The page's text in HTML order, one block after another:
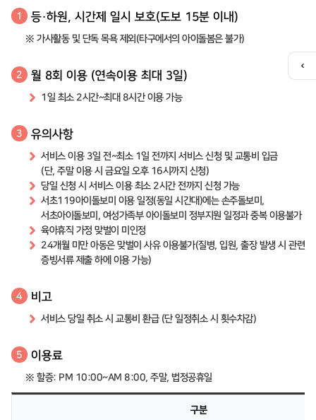
1 등·하원, 시간제 일시 보호(도보 15분 이내)
※ 가사활동 및 단독 목욕 제외(타구에서의 아이돌봄은 불가)
2 월 8회 이용 (연속이용 최대 3일)
1일 최소 2시간~최대 8시간 이용 가능
3 유의사항
서비스 이용 3일 전~최소 1일 전까지 서비스 신청 및 교통비 입금
(단, 주말 이용 시 금요일 오후 16시까지 신청)
당일 신청 시 서비스 이용 최소 2시간 전까지 신청 가능
서초119아이돌보미 이용 일정(동일 시간대)에는 손주돌보미,
서초아이돌보미, 여성가족부 아이돌보미 정부지원 일정과 중복 이용불가
육아휴직 가정 맞벌이 미인정
24개월 미만 아동은 맞벌이 사유 이용불가(질병, 입원, 출장 발생 시 관련
증빙서류 제출 하에 이용 가능)
4 비고
서비스 당일 취소 시 교통비 환급 (단 일정취소 시 횟수차감)
5 이용료
※ 할증: PM 10:00~AM 8:00, 주말, 법정공휴일
구분
퀵
메